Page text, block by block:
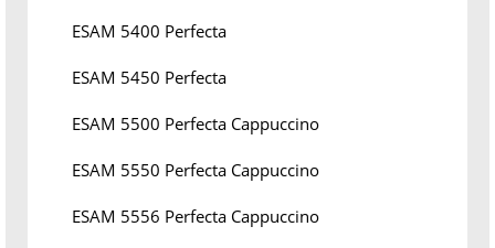
ESAM 5400 Perfecta
ESAM 5450 Perfecta
ESAM 5500 Perfecta Cappuccino
ESAM 5550 Perfecta Cappuccino
ESAM 5556 Perfecta Cappuccino